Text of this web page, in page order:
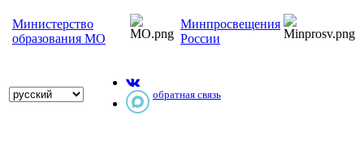
Министерство
образования МО
Минпросвещения
России
обратная связь